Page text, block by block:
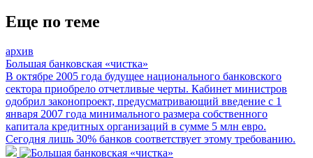
Еще по теме
архив
Большая банковская «чистка»
В октябре 2005 года будущее национального банковского
сектора приобрело отчетливые черты. Кабинет министров
одобрил законопроект, предусматривающий введение с 1
января 2007 года минимального размера собственного
капитала кредитных организаций в сумме 5 млн евро.
Сегодня лишь 30% банков соответствует этому требованию.